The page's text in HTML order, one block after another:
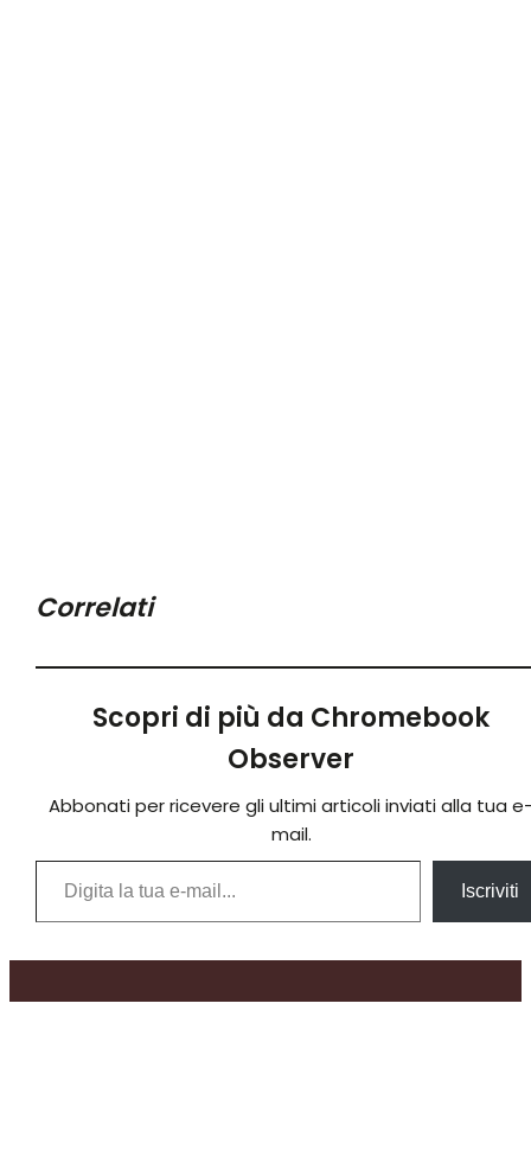
Correlati
Scopri di più da Chromebook
Observer
Abbonati per ricevere gli ultimi articoli inviati alla tua
mail.
Digita la tua e-mail...
Iscriviti